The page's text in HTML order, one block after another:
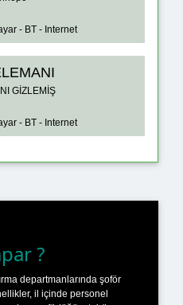
- BT - Internet
GİZLEMİŞ
- BT - Internet
?
departmanlarında şoför
il içinde personel